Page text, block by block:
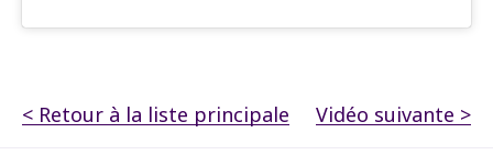
< Retour à la liste principale Vidéo suivante >